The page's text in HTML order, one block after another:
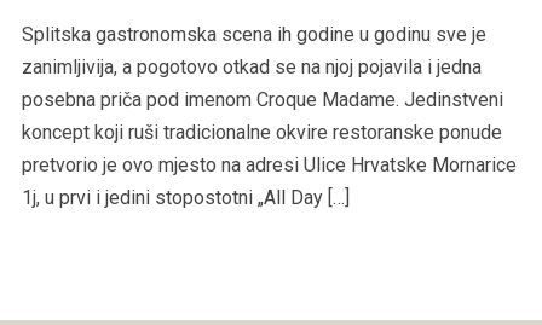
Splitska gastronomska scena ih godine u godinu sve je
zanimljivija, a pogotovo otkad se na njoj pojavila i jedna
posebna priča pod imenom Croque Madame. Jedinstveni
koncept koji ruši tradicionalne okvire restoranske ponude
pretvorio je ovo mjesto na adresi Ulice Hrvatske Mornarice
1j, u prvi i jedini stopostotni „All Day […]